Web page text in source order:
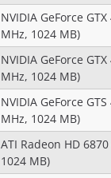
NVIDIA GeForce
MHz, 1024 MB)
NVIDIA GeForce
MHz, 1024 MB)
NVIDIA GeForce
MHz, 1024 MB)
ATI Radeon HD
1024 MB)